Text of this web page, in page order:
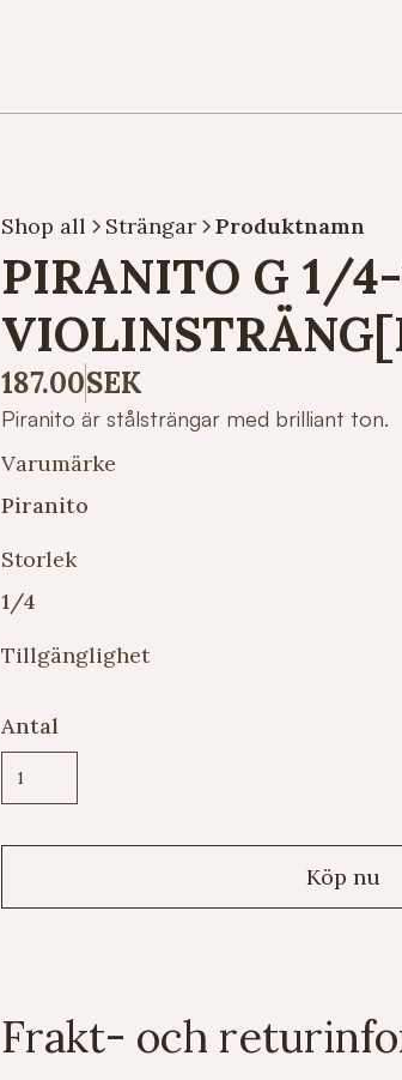
Shop all Strängar Produktnamn
PIRANITO G 1/
187.00SEK
Piranito är stålsträngar med brilliant ton.
Varumärke
Piranito
Storlek
1/4
Tillgänglighet
Antal
Frakt- och